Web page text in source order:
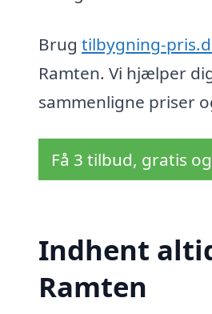
Brug tilbygning-
Ramten. Vi hjælper
sammenligne priser
Få 3 tilbud, gratis
Indhent
Ramten